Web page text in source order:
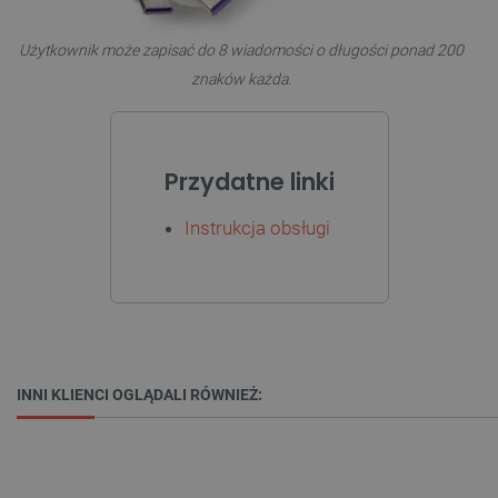
Użytkownik może zapisać do 8 wiadomości o długości ponad 200
znaków każda.
Przydatne linki
Instrukcja obsługi
INNI KLIENCI OGLĄDALI RÓWNIEŻ:
jak logowanie użytkownika i zarządzanie kontem.
prawidłowo korzystać ze strony internetowej.